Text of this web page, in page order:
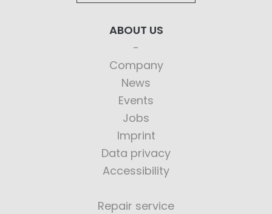
ABOUT US
Company
News
Events
Jobs
Imprint
Data privacy
Accessibility
Repair service